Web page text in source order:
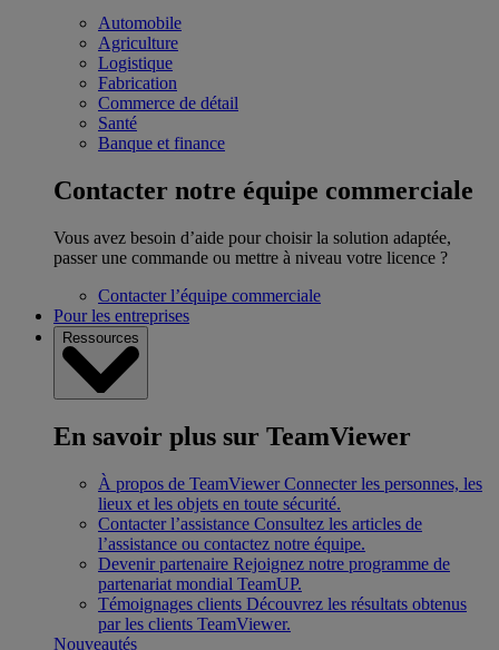
Automobile
Agriculture
Logistique
Fabrication
Commerce de détail
Santé
Banque et finance
Contacter notre équipe commerciale
Vous avez besoin d’aide pour choisir la solution adaptée,
passer une commande ou mettre à niveau votre licence ?
Contacter l’équipe commerciale
Pour les entreprises
Ressources
En savoir plus sur TeamViewer
À propos de TeamViewer Connecter les personnes, les
lieux et les objets en toute sécurité.
Contacter l’assistance Consultez les articles de
l’assistance ou contactez notre équipe.
Devenir partenaire Rejoignez notre programme de
partenariat mondial TeamUP.
Témoignages clients Découvrez les résultats obtenus
par les clients TeamViewer.
Nouveautés